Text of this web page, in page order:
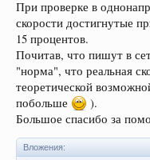
При проверке в
скорости достигнутые
15 процентов.
Почитав, что пишут в
"норма", что реальная
теоретической
побольше
).
Большое спасибо за
Вложения: